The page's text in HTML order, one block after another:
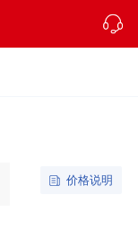
价格说明